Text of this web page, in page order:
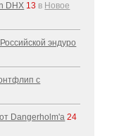
DHX 13 в Новое
эндуро
с
Dangerholm'a 24